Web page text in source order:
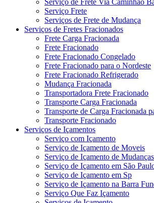
Serviço de Frete Via Caminhão
Serviço Frete
Serviços de Frete de Mudança
Serviços de Fretes Fracionados
Frete Carga Fracionada
Frete Fracionado
Frete Fracionado Congelado
Frete Fracionado para o Nordeste
Frete Fracionado Refrigerado
Mudança Fracionada
Transportadora Frete Fracionado
Transporte Carga Fracionada
Transporte de Carga Fracionada
Transporte Fracionado
Serviços de Içamentos
Serviço com Içamento
Serviço de Içamento de Moveis
Serviço de Içamento de Mudanças
Serviço de Içamento em São
Serviço de Içamento em Sp
Serviço de Içamento na Barra
Serviço Que Faz Içamento